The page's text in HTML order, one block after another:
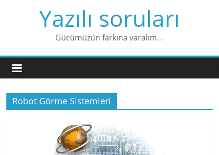
Yazılı soruları
Gücümüzün farkına varalım…
Robot Görme Sistemleri